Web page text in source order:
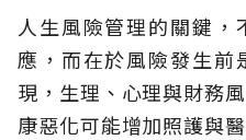
人生風險管理的關鍵，
應，而在於風險發生前
現，生理、心理與財務
康惡化可能增加照護與